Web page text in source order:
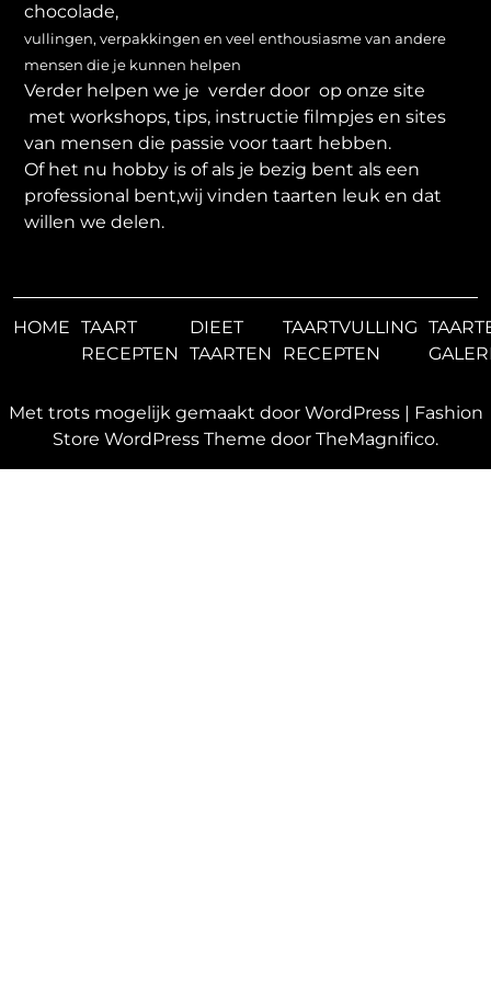
chocolade,
vullingen, verpakkingen en veel enthousiasme van andere
mensen die je kunnen helpen
Verder helpen we je verder door op onze site
met workshops, tips, instructie filmpjes en sites
van mensen die passie voor taart hebben.
Of het nu hobby is of als je bezig bent als een
professional bent,wij vinden taarten leuk en dat
willen we delen.
HOME TAART
RECEPTEN
DIEET
TAARTEN
TAARTVULLING
RECEPTEN
Met trots mogelijk gemaakt door WordPress | Fashion
Store WordPress Theme door TheMagnifico.